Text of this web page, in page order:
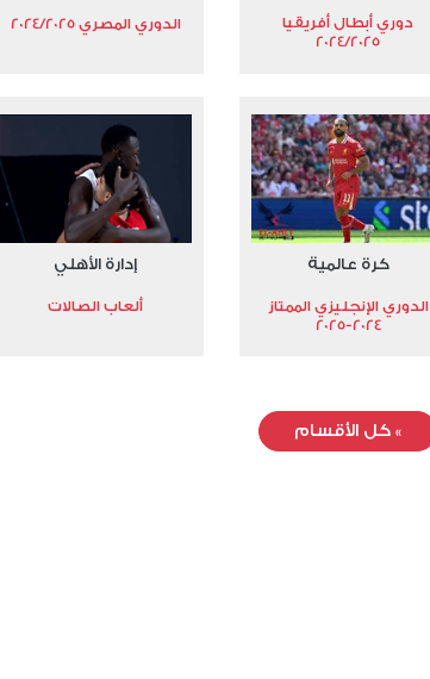
دوري أبطال أفريقيا
2024/2025
الدوري المصري 2024/2025
كرة عالمية
الدوري الإنجليزي الممتاز
2024-2025
إدارة الأهلي
ألعاب الصالات
»كل الأقسام